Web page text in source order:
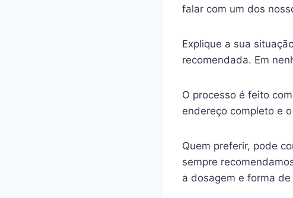
falar com um dos
Explique a sua
recomendada. Em
O processo é feito
endereço completo e
Quem preferir, pode
sempre
a dosagem e forma de